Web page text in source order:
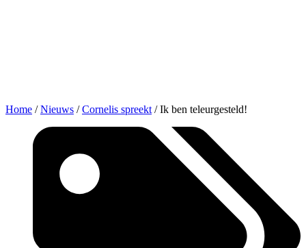
Home /Nieuws /Cornelis spreekt /Ik ben teleurgesteld!